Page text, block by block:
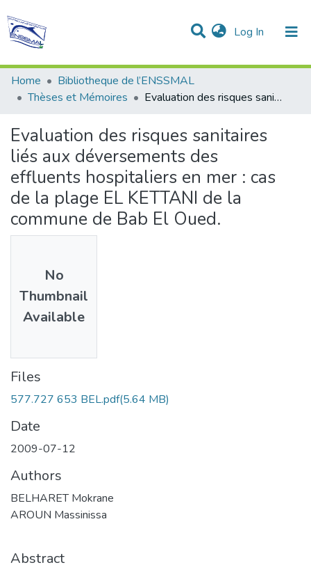
Log In (current)
Statistics
Communities & Collections
All of DSpace
Home
Bibliotheque de l’ENSSMAL
Thèses et Mémoires
Evaluation des risques sanitaires liés aux déversements des effluents hospitaliers en mer : cas de la plage EL KETTANI de la commune de Bab El Oued.
Evaluation des risques sanitaires
liés aux déversements des
effluents hospitaliers en mer : cas
de la plage EL KETTANI de la
commune de Bab El Oued.
No
Thumbnail
Available
Files
577.727 653 BEL.pdf(5.64 MB)
Date
2009-07-12
Authors
BELHARET Mokrane
AROUN Massinissa
Abstract